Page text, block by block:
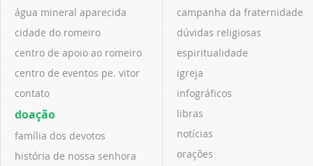
água mineral aparecida
cidade do romeiro
centro de apoio ao romeiro
centro de eventos pe. vitor
contato
doação
família dos devotos
história de nossa senhora
campanha da fraternidade
dúvidas religiosas
espiritualidade
igreja
infográficos
libras
notícias
orações